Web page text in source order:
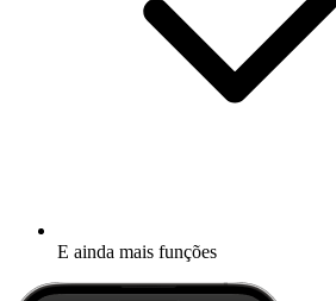
E ainda mais funções